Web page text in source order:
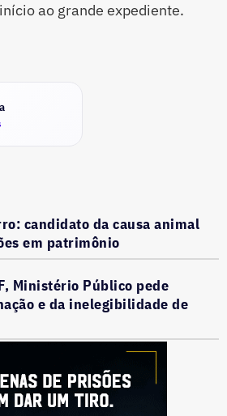
ao grande expediente.
candidato da causa animal
em patrimônio
Ministério Público pede
e da inelegibilidade de